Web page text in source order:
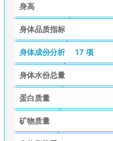
身高
身体品质指标
身体成份分析 17 项
身体水份总量
蛋白质量
矿物质量